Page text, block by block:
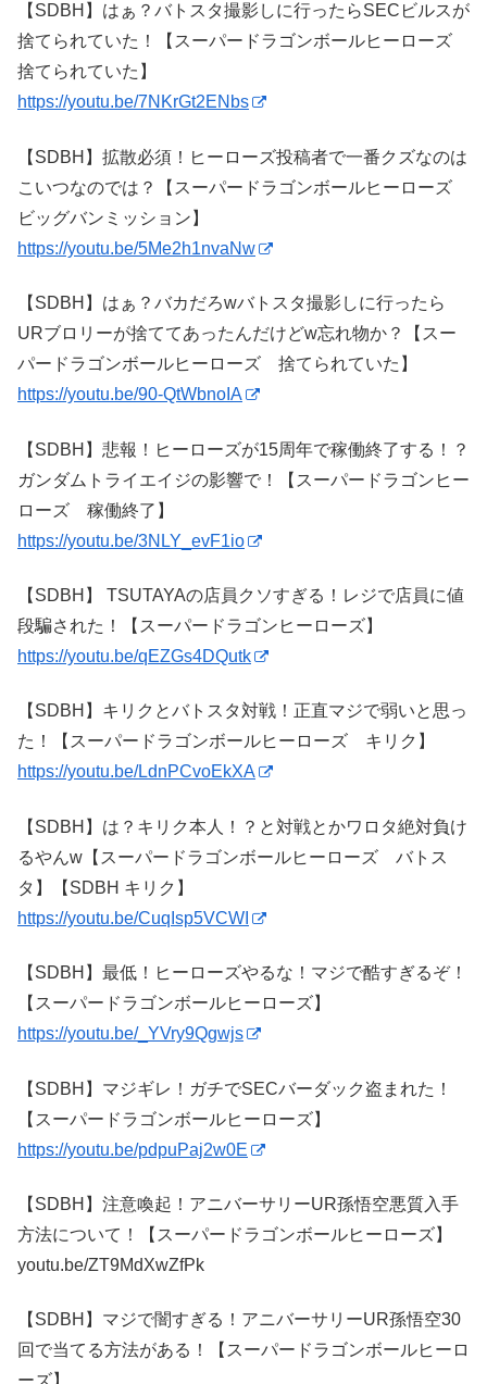
【SDBH】はぁ？バトスタ撮影しに行ったらSECビルスが
捨てられていた！【スーパードラゴンボールヒーローズ
捨てられていた】
https://youtu.be/7NKrGt2ENbs
【SDBH】拡散必須！ヒーローズ投稿者で一番クズなのは
こいつなのでは？【スーパードラゴンボールヒーローズ
ビッグバンミッション】
https://youtu.be/5Me2h1nvaNw
【SDBH】はぁ？バカだろwバトスタ撮影しに行ったら
URブロリーが捨ててあったんだけどw忘れ物か？【スー
パードラゴンボールヒーローズ 捨てられていた】
https://youtu.be/90-QtWbnoIA
【SDBH】悲報！ヒーローズが15周年で稼働終了する！？
ガンダムトライエイジの影響で！【スーパードラゴンヒー
ローズ 稼働終了】
https://youtu.be/3NLY_evF1io
【SDBH】 TSUTAYAの店員クソすぎる！レジで店員に値
段騙された！【スーパードラゴンヒーローズ】
https://youtu.be/qEZGs4DQutk
【SDBH】キリクとバトスタ対戦！正直マジで弱いと思っ
た！【スーパードラゴンボールヒーローズ キリク】
https://youtu.be/LdnPCvoEkXA
【SDBH】は？キリク本人！？と対戦とかワロタ絶対負け
るやんw【スーパードラゴンボールヒーローズ バトス
タ】【SDBH キリク】
https://youtu.be/CuqIsp5VCWI
【SDBH】最低！ヒーローズやるな！マジで酷すぎるぞ！
【スーパードラゴンボールヒーローズ】
https://youtu.be/_YVry9Qgwjs
【SDBH】マジギレ！ガチでSECバーダック盗まれた！
【スーパードラゴンボールヒーローズ】
https://youtu.be/pdpuPaj2w0E
【SDBH】注意喚起！アニバーサリーUR孫悟空悪質入手
方法について！【スーパードラゴンボールヒーローズ】
youtu.be/ZT9MdXwZfPk
【SDBH】マジで闇すぎる！アニバーサリーUR孫悟空30
回で当てる方法がある！【スーパードラゴンボールヒーロ